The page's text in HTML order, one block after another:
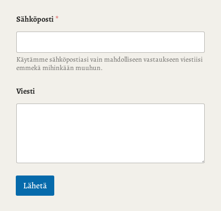
Sähköposti*
Käytämme sähköpostiasi vain mahdolliseen vastaukseen viestiisi
emmekä mihinkään muuhun.
Viesti
Lähetä